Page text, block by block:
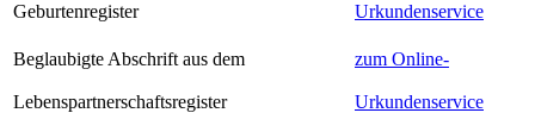
Geburtenregister Urkundenservice
Beglaubigte Abschrift aus dem
Lebenspartnerschaftsregister
zum Online-
Urkundenservice